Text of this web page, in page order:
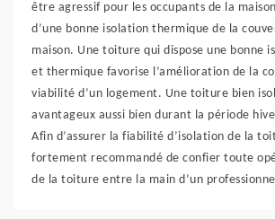
être agressif pour les occupants de la
d’une bonne isolation thermique de la
maison. Une toiture qui dispose une bonne
et thermique favorise l’amélioration de la
viabilité d’un logement. Une toiture bien
avantageux aussi bien durant la période
Afin d’assurer la fiabilité d’isolation de la
fortement recommandé de confier toute
de la toiture entre la main d’un